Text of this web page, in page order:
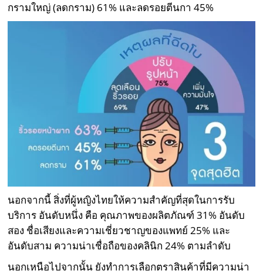
กรามใหญ่ (ลดกราม) 61% และลดรอยตีนกา 45%
นอกจากนี้ สิ่งที่ผู้หญิงไทยให้ความสำคัญที่สุดในการรับ
บริการ อันดับหนึ่ง คือ คุณภาพของผลิตภัณฑ์ 31% อันดับ
สอง ชื่อเสียงและความเชี่ยวชาญของแพทย์ 25% และ
อันดับสาม ความน่าเชื่อถือของคลินิก 24% ตามลำดับ
นอกเหนือไปจากนั้น ยังทำการเลือกตราสินค้าที่มีความน่า